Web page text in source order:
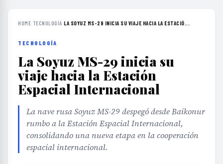
HOME› TECNOLOGÍA›LA SOYUZ MS-29 INICIA SU VIAJE HACIA LA ESTACIÓ...
TECNOLOGÍA
La Soyuz MS-29 inicia su
viaje hacia la Estación
Espacial Internacional
La nave rusa Soyuz MS-29 despegó desde Baikonur
rumbo a la Estación Espacial Internacional,
consolidando una nueva etapa en la cooperación
espacial internacional.